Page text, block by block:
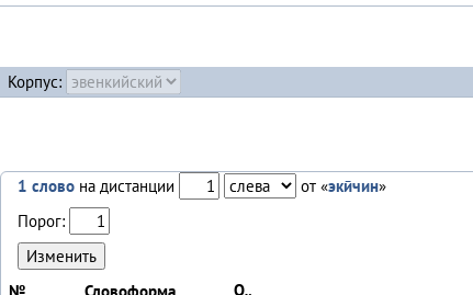
Корпус:
1 словона дистанции от «экӣчин»
Порог:
№ Словоформа Q